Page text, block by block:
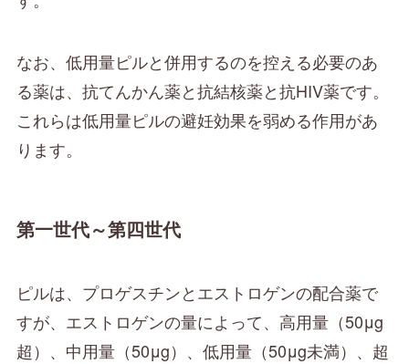
なお、低用量ピルと併用するのを控える必要のあ
る薬は、抗てんかん薬と抗結核薬と抗HIV薬です。
これらは低用量ピルの避妊効果を弱める作用があ
ります。
第一世代～第四世代
ピルは、プロゲスチンとエストロゲンの配合薬で
すが、エストロゲンの量によって、高用量（50μg
超）、中用量（50μg）、低用量（50μg未満）、超